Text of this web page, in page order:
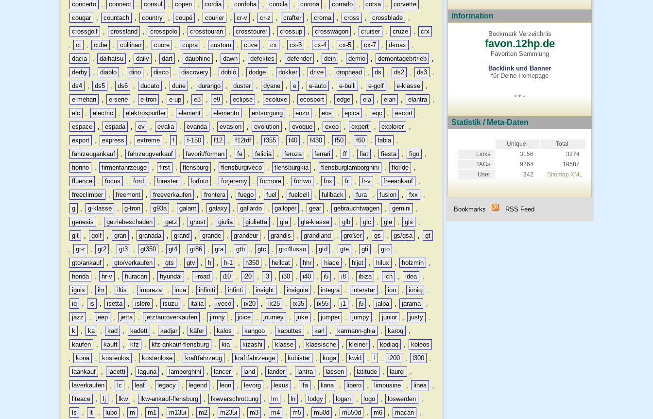
concerto
, connect , consul , copen , cordia , cordoba , corolla , corona , corrado , corsa , corvette
,
cougar
, countach , country , coupé , courier , cr-v , cr-z , crafter , croma , cross , crossblade
,
crossgolf
, crossland , crosspolo , crosstouran , crosstourer , crossup , crosswagon , cruiser , cruze ,
crx
,
ct , cube , cullinan , cuore , cupra , custom , cuve , cx , cx-3 , cx-4 , cx-5 , cx-7 , d-max
,
dacia
, daihatsu , daily , dart , dauphine , dawn , defektes , defender , dein , demio , demontagebrtrieb
,
derby
, diablo , dino , disco , discovery , doblò , dodge , dokker , drive , drophead , ds , ds2 , ds3
,
ds4
, ds5 , ds6 , ducato , dune , durango , duster , dyane , e , e-auto , e-bulli , e-golf , e-klasse
,
e-mehari
, e-serie , e-tron , e-up , e3 , e9 , eclipse , ecoluxe , ecosport , edge , ela , elan , elantra
,
elc
, electric , elektrosportler , element , elemento , entsorgung , enzo , eos , epica , eqc , escort
,
espace
, espada , ev , evalia , evanda , evasion , evolution , evoque , exeo , expert , explorer
,
export
, express , extreme , f , f-150 , f12 , f12tdf , f355 , f40 , f430 , f50 , f60 , fabia
,
fahrzeugankauf
, fahrzeugverkauf , favorit/forman , fe , felicia , feroza , ferrari , ff , fiat , fiesta , figo
,
fiorino
, firmenfahrzeuge , first , flensburg , flensburgiveco , flensburgkia , flensburglamborghini , floride
,
fluence
, focus , ford , forester , forfour , forjeremy , formore , fortwo , fox , fr , fr-v , freeankauf
,
freeclimber
, freemont , freeverkaufen , frontera , fuego , fuel , fuelcell , fullback , fura , fusion , fxx
,
g
, g-klasse , g-tron , g93a , galant , galaxy , gallardo , galloper , gear , gebrauchtwagen , gemini
,
genesis
, getriebeschaden , getz , ghost , giulia , giulietta , gla , gla-klasse , glb , glc , gle , gls
,
glt
, golf , gran , granada , grand , grande , grandeur , grandis , grandland , großer , gs , gs/gsa ,
gt
,
gt-r , gt2 , gt3 , gt350 , gt4 , gt86 , gta , gtb , gtc , gtc4lusso , gtd , gte , gti , gto
,
gto/ankauf
, gto/verkaufen , gts , gtv , h , h-1 , h350 , hellcat , hhr , hiace , hijet , hilux , holzmin
,
honda
, hr-v , huracán , hyundai , i-road , i10 , i20 , i3 , i30 , i40 , i5 , i8 , ibiza , ich , idea
,
ignis
, ihr , iltis , impreza , inca , infiniti , infinti , insight , insignia , integra , interstar , ion , ioniq
,
iq
, is , isetta , islero , isuzu , italia , iveco , ix20 , ix25 , ix35 , ix55 , j1 , j5 , jalpa , jarama
,
jazz
, jeep , jetta , jetztautoverkaufen , jimny , joice , journey , juke , jumper , jumpy , junior , justy
,
k
, ka , kad , kadett , kadjar , käfer , kalos , kangoo , kaputtes , karl , karmann-ghia , karoq
,
kaufen
, kauft , kfz , kfz-ankauf-flensburg , kia , kizashi , klasse , klassische , kleiner , kodiaq ,
koleos
,
kona , kostenlos , kostenlose , kraftfahrzeug , kraftfahrzeuge , kubistar , kuga , kwid , , l200 , l300
,
laankauf
, lacetti , laguna , lamborghini , lancer , land , lander , lantra , lassen , latitude , laurel
,
laverkaufen
, lc , leaf , legacy , legend , leon , levorg , lexus , lfa , liana , libero , limousine , linea
,
liteace
, lj , lkw , lkw-ankauf-flensburg , lkwverschrottung , lm , ln , lodgy , logan , logo , loswerden
,
ls
, lt , lupo , m , m1 , m135i , m2 , m235i , m3 , m4 , m5 , m50d , m550d , m6 , macan
,
Information
Bookmark Verzeichnis
favon.12hp.de
Favoriten Sammlung
Backlink und Banner
für Deine Homepage
* * *
Statistik / Meta-Daten
Unique
Total
Links:
3156
3274
TAGs:
9264
19587
User:
342 Sitemap XML
Bookmarks RSS Feed